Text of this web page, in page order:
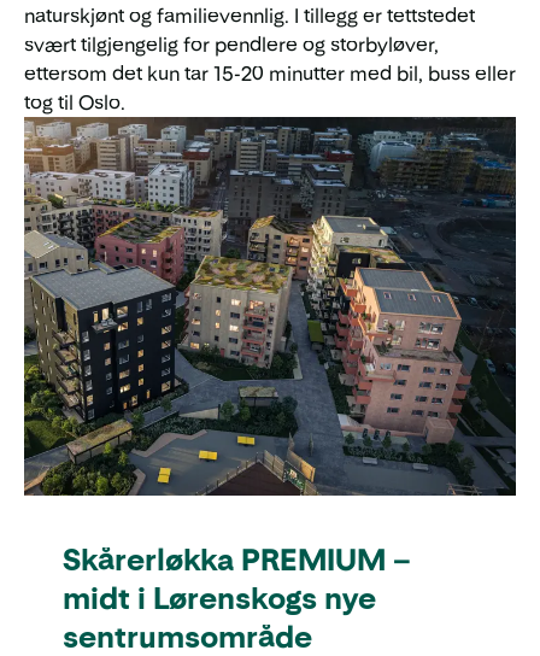
naturskjønt og familievennlig. I tillegg er tettstedet
svært tilgjengelig for pendlere og storbyløver,
ettersom det kun tar 15-20 minutter med bil, buss eller
tog til Oslo.
Skårerløkka PREMIUM –
midt i Lørenskogs nye
sentrumsområde